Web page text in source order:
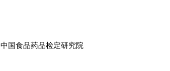
中国食品药品检定研究院